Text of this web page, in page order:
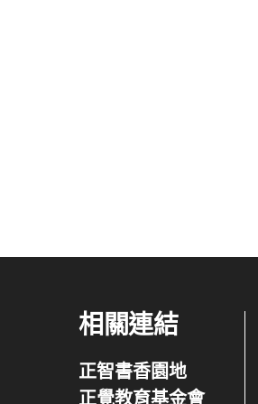
相關連結
正智書香園地
正覺教育基金會